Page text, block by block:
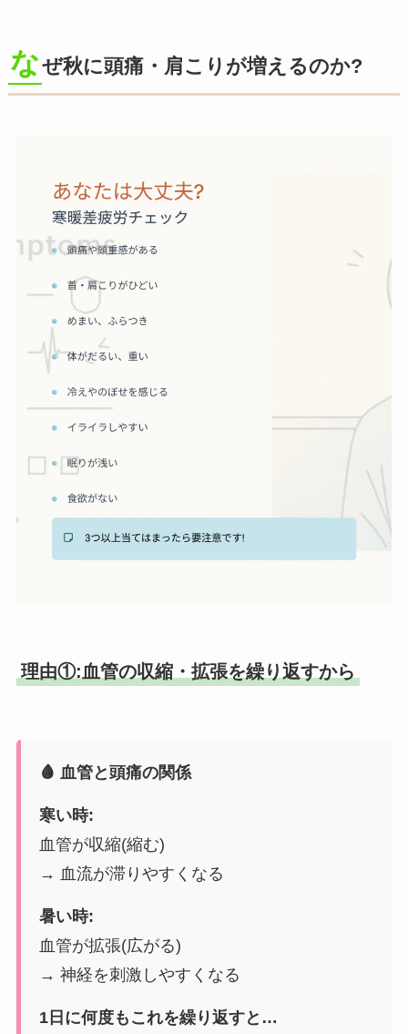
なぜ秋に頭痛・肩こりが増えるのか?
理由①:血管の収縮・拡張を繰り返すから
🩸 血管と頭痛の関係
寒い時:
血管が収縮(縮む)
→ 血流が滞りやすくなる
暑い時:
血管が拡張(広がる)
→ 神経を刺激しやすくなる
1日に何度もこれを繰り返すと…